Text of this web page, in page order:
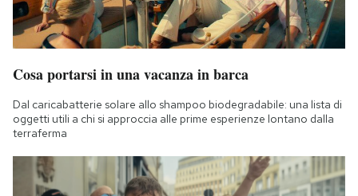
Cosa portarsi in una vacanza in barca
Dal caricabatterie solare allo shampoo biodegradabile: una lista di
oggetti utili a chi si approccia alle prime esperienze lontano dalla
terraferma